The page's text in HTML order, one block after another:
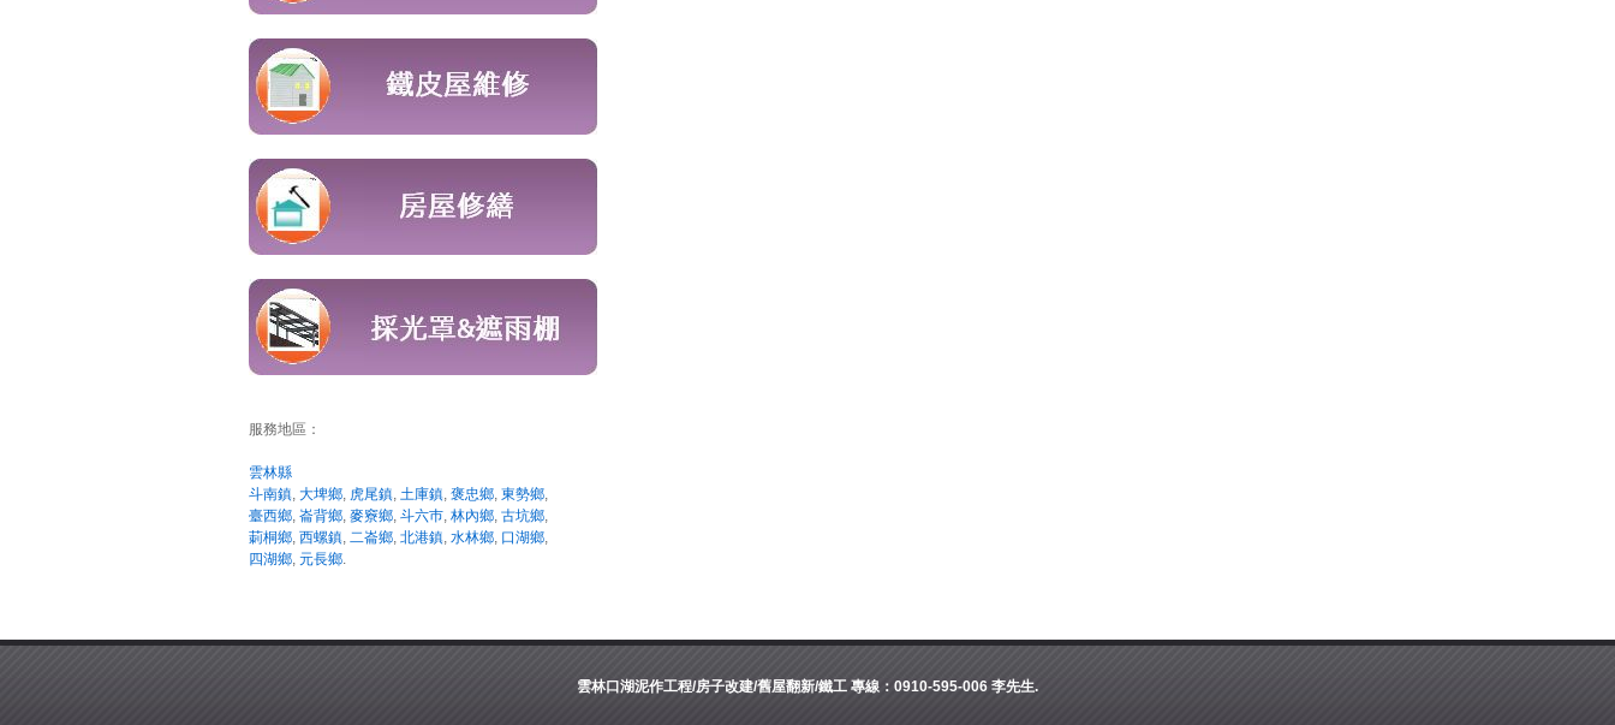
服務地區：
雲林縣
斗南鎮, 大埤鄉, 虎尾鎮, 土庫鎮, 褒忠鄉, 東勢鄉,
臺西鄉, 崙背鄉, 麥竂鄉, 斗六巿, 林內鄉, 古坑鄉,
莿桐鄉, 西螺鎮, 二崙鄉, 北港鎮, 水林鄉, 口湖鄉,
四湖鄉, 元長鄉.
雲林口湖泥作工程/房子改建/舊屋翻新/鐵工 專線：0910-595-006 李先生.